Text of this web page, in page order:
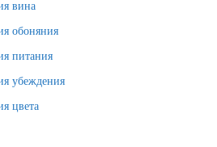
вина
обоняния
питания
убеждения
цвета